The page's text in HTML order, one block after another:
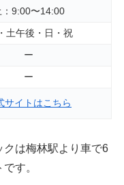
：9:00〜14:00
土午後・日・祝
ー
ー
サイトはこちら
クは梅林駅より車で6
す。